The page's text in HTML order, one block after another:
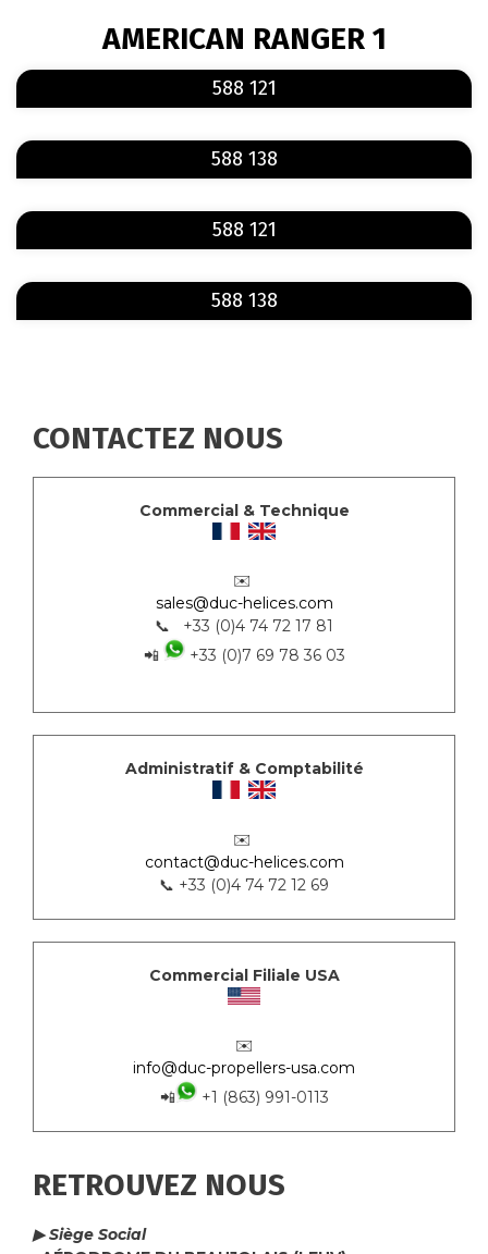
D'ARIANE
AMERICAN RANGER 1
588 121
588 138
588 121
588 138
CONTACTEZ NOUS
Commercial & Technique
✉️
sales@duc-helices.com
📞 +33 (0)4 74 72 17 81
📲
+33 (0)7 69 78 36 03
Administratif & Comptabilité
✉️
contact@duc-helices.com
📞 +33 (0)4 74 72 12 69
Commercial Filiale USA
✉️
info@duc-propellers-usa.com
📲
+1 (863) 991-0113
RETROUVEZ NOUS
▶ Siège Social